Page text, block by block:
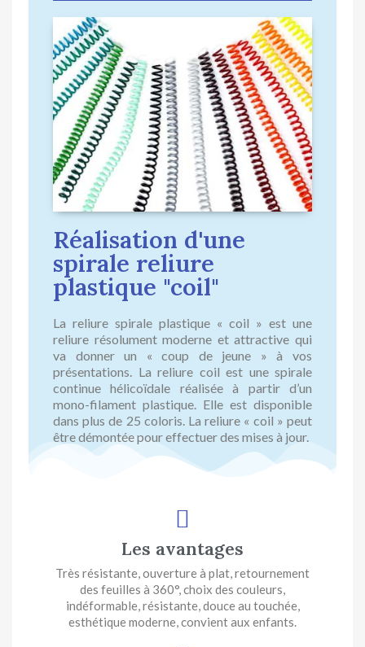
Réalisation d'une
spirale reliure
plastique "coil"
La reliure spirale plastique « coil » est une
reliure résolument moderne et attractive qui
va donner un « coup de jeune » à vos
présentations. La reliure coil est une spirale
continue hélicoïdale réalisée à partir d’un
mono-filament plastique. Elle est disponible
dans plus de 25 coloris. La reliure « coil » peut
être démontée pour effectuer des mises à jour.
Les avantages
Très résistante, ouverture à plat, retournement
des feuilles à 360°, choix des couleurs,
indéformable, résistante, douce au touchée,
esthétique moderne, convient aux enfants.